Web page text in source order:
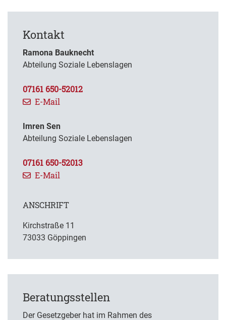
Kontakt
Ramona Bauknecht
Abteilung Soziale Lebenslagen
07161 650-52012
E-Mail
Imren Sen
Abteilung Soziale Lebenslagen
07161 650-52013
E-Mail
ANSCHRIFT
Kirchstraße 11
73033 Göppingen
Beratungsstellen
Der Gesetzgeber hat im Rahmen des